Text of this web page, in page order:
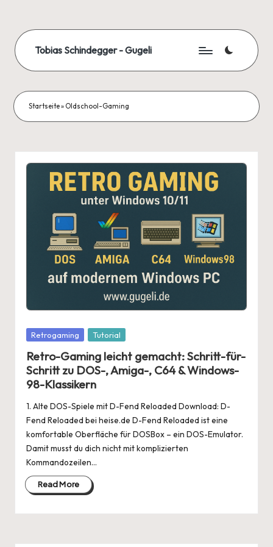
content
Tobias Schindegger - Gugeli
Startseite» Oldschool-Gaming
Posted
Retrogaming Tutorial
Retro-Gaming leicht gemacht: Schritt-für-
Schritt zu DOS-, Amiga-, C64 & Windows-
98-Klassikern
1. Alte DOS-Spiele mit D-Fend Reloaded Download: D-
Fend Reloaded bei heise.de D-Fend Reloaded ist eine
komfortable Oberfläche für DOSBox – ein DOS-Emulator.
Damit musst du dich nicht mit komplizierten
Kommandozeilen…
Read More